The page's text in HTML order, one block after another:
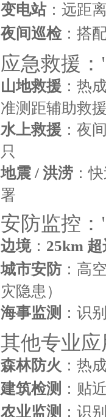
变电站：远距
夜间巡检：搭
应急救援
山地救援 ：热
准测距辅助救
水上救援 ：夜
只
地震 / 洪涝 ：
署
安防监控
边境： 25km
城市安防 ：高
灾隐患）
海事监测 ：识
其他专业应
森林防火 ：热
建筑检测 ：贴
农业监测 ：识